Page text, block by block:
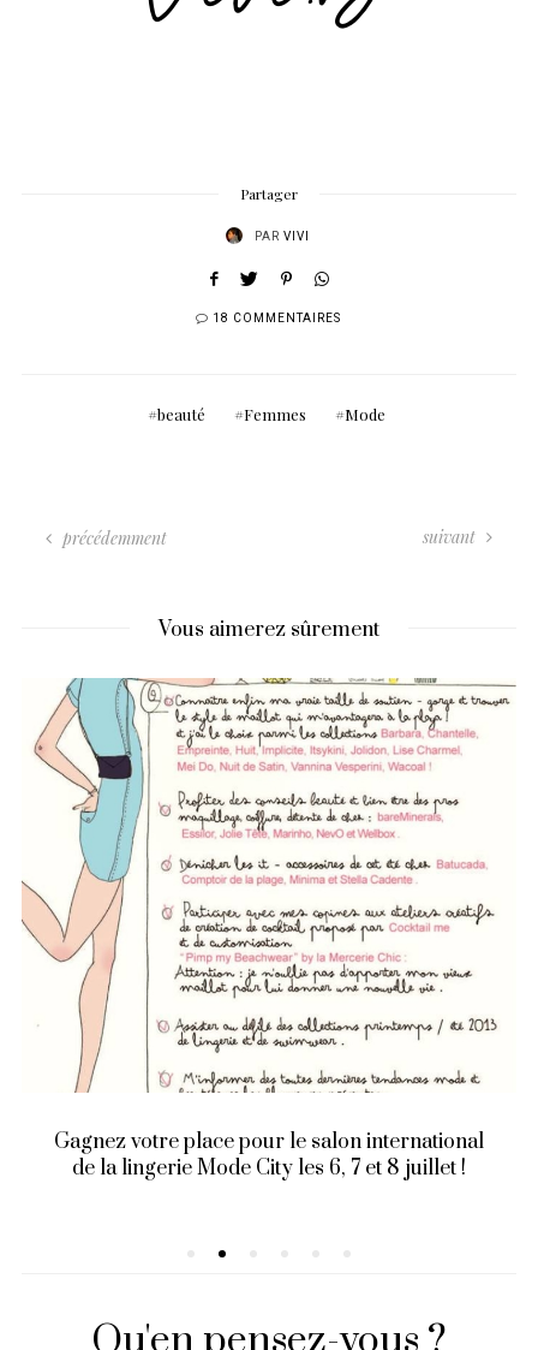
Partager
PAR VIVI
18 COMMENTAIRES
beauté Femmes Mode
précédemment suivant
Vous aimerez sûrement
Gagnez votre place pour le salon international
de la lingerie Mode City les 6, 7 et 8 juillet !